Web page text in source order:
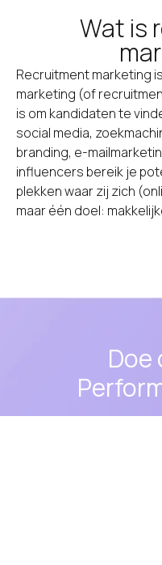
Wat is
Recruitment marketing
marketing (of
is om kandidaten te
social media,
branding, e-
influencers bereik je
plekken waar zij zich
maar één doel:
Doe